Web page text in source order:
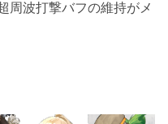
周波打撃バフの維持がメ